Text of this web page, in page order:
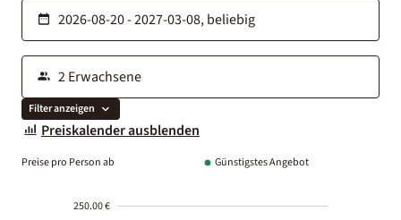
Filter anzeigen
Preiskalender ausblenden
Preise pro Person ab Günstigstes Angebot
250.00 €